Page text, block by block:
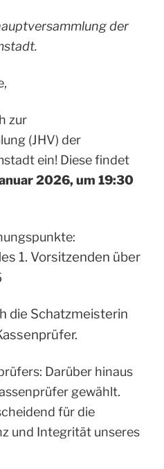
der
zur
(JHV) der
ein! Diese findet
2026, um 19:30
1. Vorsitzenden über
die Schatzmeisterin
Darüber hinaus
gewählt.
für die
und Integrität unseres